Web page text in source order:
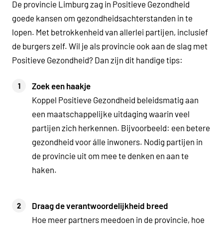
De provincie Limburg zag in Positieve Gezondheid
goede kansen om gezondheidsachterstanden in te
lopen. Met betrokkenheid van allerlei partijen, inclusief
de burgers zelf. Wil je als provincie ook aan de slag met
Positieve Gezondheid? Dan zijn dit handige tips:
Zoek een haakje
Koppel Positieve Gezondheid beleidsmatig aan
een maatschappelijke uitdaging waarin veel
partijen zich herkennen. Bijvoorbeeld: een betere
gezondheid voor álle inwoners. Nodig partijen in
de provincie uit om mee te denken en aan te
haken.
Draag de verantwoordelijkheid breed
Hoe meer partners meedoen in de provincie, hoe